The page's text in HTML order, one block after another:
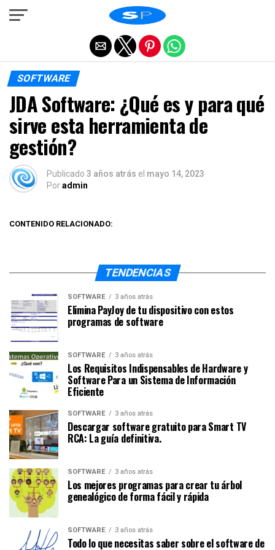
SOFTWARE
JDA Software: ¿Qué es y para qué
sirve esta herramienta de
gestión?
Publicado 3 años atrás el mayo 14, 2023
Poradmin
CONTENIDO RELACIONADO:
TENDENCIAS
SOFTWARE 3 años atrás
Elimina PayJoy de tu dispositivo con estos
programas de software
SOFTWARE 3 años atrás
Los Requisitos Indispensables de Hardware y
Software Para un Sistema de Información
Eficiente
SOFTWARE 3 años atrás
Descargar software gratuito para Smart TV
RCA: La guía definitiva.
SOFTWARE 3 años atrás
Los mejores programas para crear tu árbol
genealógico de forma fácil y rápida
SOFTWARE 3 años atrás
Todo lo que necesitas saber sobre el software de
Salir de la versión móvil